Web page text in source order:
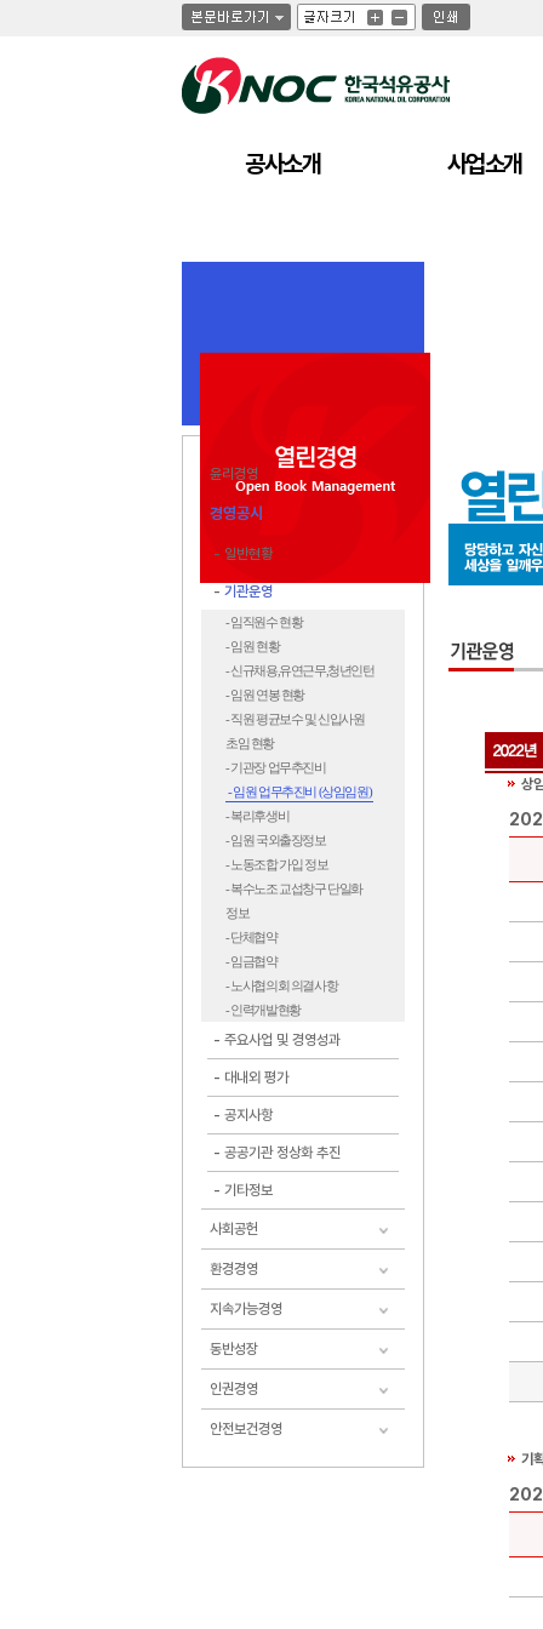
글
자
기
글
자
기
크
글
자
기
작
인
쇄
공사소개 사업소개
윤리경영
경영공시
일반현황
기관운영
- 임직원수 현황
- 임원 현황
- 신규채용,유연근무,청년인턴
- 임원 연봉 현황
- 직원 평균보수 및 신입사원
초임 현황
- 기관장 업무추진비
- 임원 업무추진비 (상임임원)
- 복리후생비
- 임원 국외출장정보
- 노동조합 가입 정보
- 복수노조 교섭창구 단일화
정보
- 단체협약
- 임금협약
- 노사협의회 의결사항
- 인력개발현황
주요사업 및 경영성과
대내외 평가
공지사항
공공기관 정상화 추진
기타정보
사회공헌
환경경영
지속가능경영
동반성장
인권경영
안전보건경영
상
기